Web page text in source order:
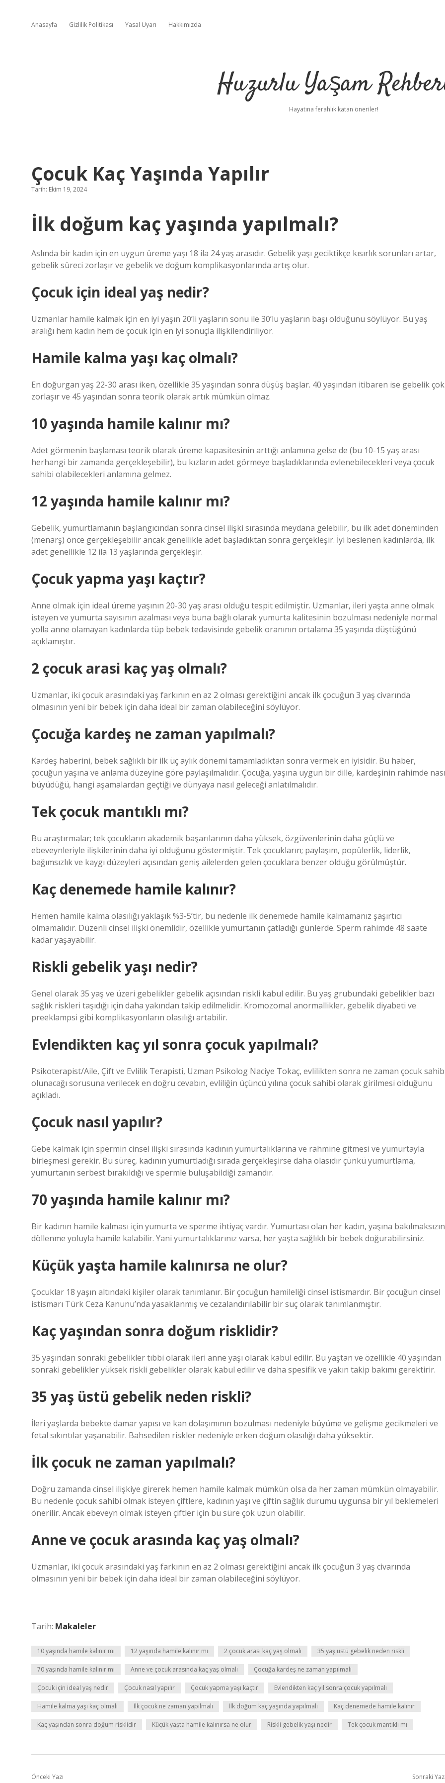
Anasayfa Gizlilik Politikası Yasal Uyarı Hakkımızda
Huzurlu Yaşam
Hayatına ferahlık katan öneriler!
Çocuk Kaç Yaşında Yapılır
Tarih: Ekim 19, 2024
İlk doğum kaç yaşında yapılmalı?
Aslında bir kadın için en uygun üreme yaşı 18 ila 24 yaş arasıdır. Gebelik yaşı geciktikçe kısırlık sorunları artar,
gebelik süreci zorlaşır ve gebelik ve doğum komplikasyonlarında artış olur.
Çocuk için ideal yaş nedir?
Uzmanlar hamile kalmak için en iyi yaşın 20’li yaşların sonu ile 30’lu yaşların başı olduğunu söylüyor. Bu yaş
aralığı hem kadın hem de çocuk için en iyi sonuçla ilişkilendiriliyor.
Hamile kalma yaşı kaç olmalı?
En doğurgan yaş 22-30 arası iken, özellikle 35 yaşından sonra düşüş başlar. 40 yaşından itibaren ise gebelik çok
zorlaşır ve 45 yaşından sonra teorik olarak artık mümkün olmaz.
10 yaşında hamile kalınır mı?
Adet görmenin başlaması teorik olarak üreme kapasitesinin arttığı anlamına gelse de (bu 10-15 yaş arası
herhangi bir zamanda gerçekleşebilir), bu kızların adet görmeye başladıklarında evlenebilecekleri veya çocuk
sahibi olabilecekleri anlamına gelmez.
12 yaşında hamile kalınır mı?
Gebelik, yumurtlamanın başlangıcından sonra cinsel ilişki sırasında meydana gelebilir, bu ilk adet döneminden
(menarş) önce gerçekleşebilir ancak genellikle adet başladıktan sonra gerçekleşir. İyi beslenen kadınlarda, ilk
adet genellikle 12 ila 13 yaşlarında gerçekleşir.
Çocuk yapma yaşı kaçtır?
Anne olmak için ideal üreme yaşının 20-30 yaş arası olduğu tespit edilmiştir. Uzmanlar, ileri yaşta anne olmak
isteyen ve yumurta sayısının azalması veya buna bağlı olarak yumurta kalitesinin bozulması nedeniyle normal
yolla anne olamayan kadınlarda tüp bebek tedavisinde gebelik oranının ortalama 35 yaşında düştüğünü
açıklamıştır.
2 çocuk arasi kaç yaş olmalı?
Uzmanlar, iki çocuk arasındaki yaş farkının en az 2 olması gerektiğini ancak ilk çocuğun 3 yaş civarında
olmasının yeni bir bebek için daha ideal bir zaman olabileceğini söylüyor.
Çocuğa kardeş ne zaman yapılmalı?
Kardeş haberini, bebek sağlıklı bir ilk üç aylık dönemi tamamladıktan sonra vermek en iyisidir. Bu haber,
çocuğun yaşına ve anlama düzeyine göre paylaşılmalıdır. Çocuğa, yaşına uygun bir dille, kardeşinin rahimde
büyüdüğü, hangi aşamalardan geçtiği ve dünyaya nasıl geleceği anlatılmalıdır.
Tek çocuk mantıklı mı?
Bu araştırmalar; tek çocukların akademik başarılarının daha yüksek, özgüvenlerinin daha güçlü ve
ebeveynleriyle ilişkilerinin daha iyi olduğunu göstermiştir. Tek çocukların; paylaşım, popülerlik, liderlik,
bağımsızlık ve kaygı düzeyleri açısından geniş ailelerden gelen çocuklara benzer olduğu görülmüştür.
Kaç denemede hamile kalınır?
Hemen hamile kalma olasılığı yaklaşık %3-5’tir, bu nedenle ilk denemede hamile kalmamanız şaşırtıcı
olmamalıdır. Düzenli cinsel ilişki önemlidir, özellikle yumurtanın çatladığı günlerde. Sperm rahimde 48 saate
kadar yaşayabilir.
Riskli gebelik yaşı nedir?
Genel olarak 35 yaş ve üzeri gebelikler gebelik açısından riskli kabul edilir. Bu yaş grubundaki gebelikler bazı
sağlık riskleri taşıdığı için daha yakından takip edilmelidir. Kromozomal anormallikler, gebelik diyabeti ve
preeklampsi gibi komplikasyonların olasılığı artabilir.
Evlendikten kaç yıl sonra çocuk yapılmalı?
Psikoterapist/Aile, Çift ve Evlilik Terapisti, Uzman Psikolog Naciye Tokaç, evlilikten sonra ne zaman çocuk
olunacağı sorusuna verilecek en doğru cevabın, evliliğin üçüncü yılına çocuk sahibi olarak girilmesi olduğunu
açıkladı.
Çocuk nasıl yapılır?
Gebe kalmak için spermin cinsel ilişki sırasında kadının yumurtalıklarına ve rahmine gitmesi ve yumurtayla
birleşmesi gerekir. Bu süreç, kadının yumurtladığı sırada gerçekleşirse daha olasıdır çünkü yumurtlama,
yumurtanın serbest bırakıldığı ve spermle buluşabildiği zamandır.
70 yaşında hamile kalınır mı?
Bir kadının hamile kalması için yumurta ve sperme ihtiyaç vardır. Yumurtası olan her kadın, yaşına bakılmaksızın
döllenme yoluyla hamile kalabilir. Yani yumurtalıklarınız varsa, her yaşta sağlıklı bir bebek doğurabilirsiniz.
Küçük yaşta hamile kalınırsa ne olur?
Çocuklar 18 yaşın altındaki kişiler olarak tanımlanır. Bir çocuğun hamileliği cinsel istismardır. Bir çocuğun cinsel
istismarı Türk Ceza Kanunu’nda yasaklanmış ve cezalandırılabilir bir suç olarak tanımlanmıştır.
Kaç yaşından sonra doğum risklidir?
35 yaşından sonraki gebelikler tıbbi olarak ileri anne yaşı olarak kabul edilir. Bu yaştan ve özellikle 40 yaşından
sonraki gebelikler yüksek riskli gebelikler olarak kabul edilir ve daha spesifik ve yakın takip bakımı gerektirir.
35 yaş üstü gebelik neden riskli?
İleri yaşlarda bebekte damar yapısı ve kan dolaşımının bozulması nedeniyle büyüme ve gelişme gecikmeleri ve
fetal sıkıntılar yaşanabilir. Bahsedilen riskler nedeniyle erken doğum olasılığı daha yüksektir.
İlk çocuk ne zaman yapılmalı?
Doğru zamanda cinsel ilişkiye girerek hemen hamile kalmak mümkün olsa da her zaman mümkün olmayabilir.
Bu nedenle çocuk sahibi olmak isteyen çiftlere, kadının yaşı ve çiftin sağlık durumu uygunsa bir yıl beklemeleri
önerilir. Ancak ebeveyn olmak isteyen çiftler için bu süre çok uzun olabilir.
Anne ve çocuk arasında kaç yaş olmalı?
Uzmanlar, iki çocuk arasındaki yaş farkının en az 2 olması gerektiğini ancak ilk çocuğun 3 yaş civarında
olmasının yeni bir bebek için daha ideal bir zaman olabileceğini söylüyor.
Tarih: Makaleler
10 yaşında hamile kalınır mı 12 yaşında hamile kalınır mı 2 çocuk arasi kaç yaş olmalı 35 yaş üstü gebelik neden riskli
70 yaşında hamile kalınır mı Anne ve çocuk arasında kaç yaş olmalı Çocuğa kardeş ne zaman yapılmalı
Çocuk için ideal yaş nedir Çocuk nasıl yapılır Çocuk yapma yaşı kaçtır Evlendikten kaç yıl sonra çocuk yapılmalı
Hamile kalma yaşı kaç olmalı İlk çocuk ne zaman yapılmalı İlk doğum kaç yaşında yapılmalı Kaç denemede hamile kalınır
Kaç yaşından sonra doğum risklidir Küçük yaşta hamile kalınırsa ne olur Riskli gebelik yaşı nedir Tek çocuk mantıklı mı
Önceki Yazı Sonraki